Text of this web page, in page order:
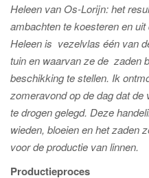
Heleen van Os-Lorijn: het
ambachten te koesteren en
Heleen is vezelvlas één van
tuin en waarvan ze de zaden
beschikking te stellen. Ik
zomeravond op de dag dat de
te drogen gelegd. Deze
wieden, bloeien en het zaden
voor de productie van linnen.
Productieproces